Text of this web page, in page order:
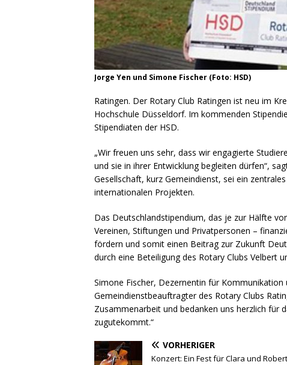
Jorge Yen und Simone Fischer (Foto: HSD)
Ratingen. Der Rotary Club Ratingen ist neu im
Hochschule Düsseldorf. Im kommenden
Stipendiaten der HSD.
„Wir freuen uns sehr, dass wir engagierte
und sie in ihrer Entwicklung begleiten dürfen“,
Gesellschaft, kurz Gemeindienst, sei ein
internationalen Projekten.
Das Deutschlandstipendium, das je zur Hälfte
Vereinen, Stiftungen und Privatpersonen –
fördern und somit einen Beitrag zur Zukunft
durch eine Beteiligung des Rotary Clubs Velbert
Simone Fischer, Dezernentin für
Gemeindienstbeauftragter des Rotary Clubs
Zusammenarbeit und bedanken uns herzlich für
zugutekommt.“
VORHERIGER
Konzert: Ein Fest für Clara und Robert